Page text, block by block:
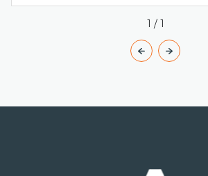
1 / 1